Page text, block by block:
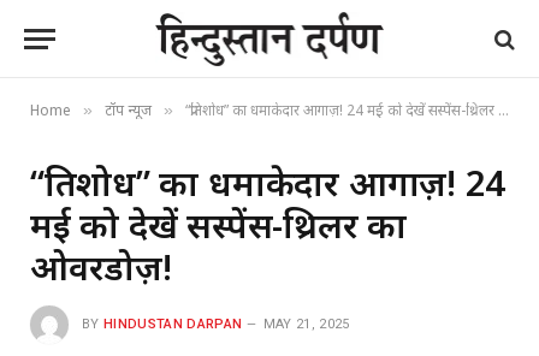
Home » टॉप न्यूज » “प्रतिशोध” का धमाकेदार आगाज़! 24 मई को देखें सस्पेंस-थ्रिलर का ओवरडोज़!
“प्रतिशोध” का धमाकेदार आगाज़! 24
मई को देखें सस्पेंस-थ्रिलर का
ओवरडोज़!
BY HINDUSTAN DARPAN MAY 21, 2025